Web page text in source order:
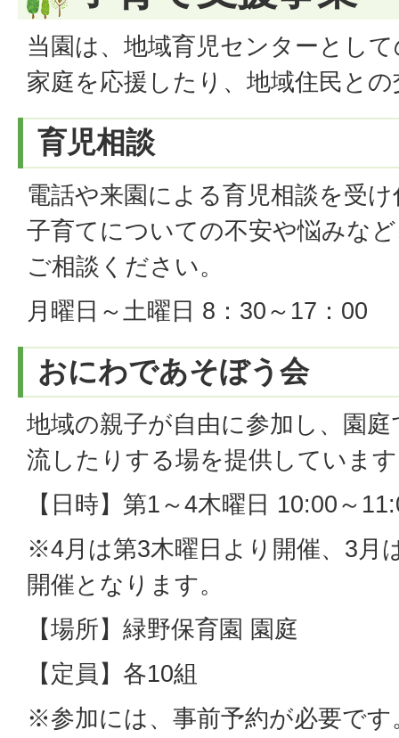
当園は、地域育児センターとし
家庭を応援したり、地域住民と
育児相談
電話や来園による育児相談を受
子育てについての不安や悩みな
ご相談ください。
月曜日～土曜日 8：30～17：00
おにわであそぼう会
地域の親子が自由に参加し、園
流したりする場を提供していま
【日時】第1～4木曜日 10:00～
※4月は第3木曜日より開催、3月
開催となります。
【場所】緑野保育園 園庭
【定員】各10組
※参加には、事前予約が必要で